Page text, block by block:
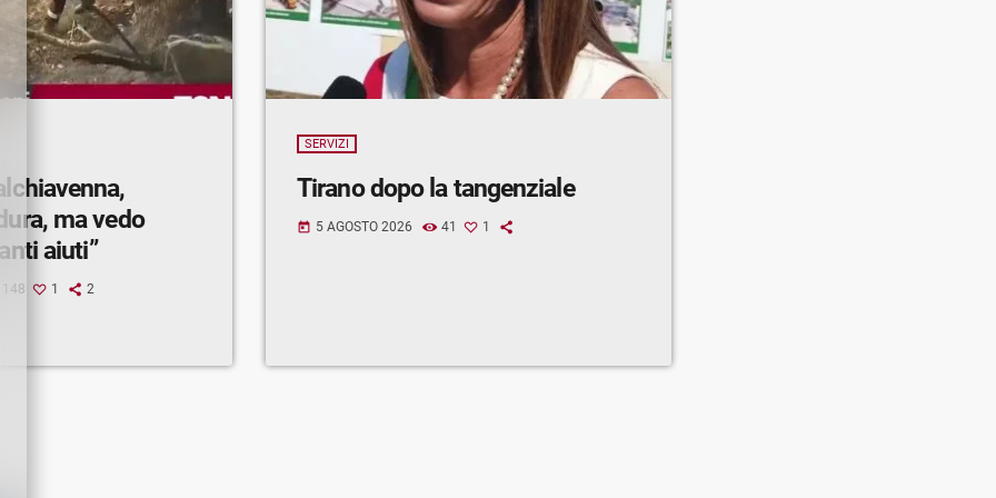
dura, ma vedo
aiuti”
148 1 2
SERVIZI
Tirano dopo la tangenziale
today 5 AGOSTO 2026 41 1